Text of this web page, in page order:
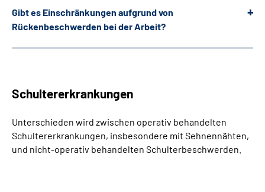
Gibt es Einschränkungen aufgrund von
Rückenbeschwerden bei der Arbeit?
Schultererkrankungen
Unterschieden wird zwischen operativ behandelten
Schultererkrankungen, insbesondere mit Sehnennähten,
und nicht-operativ behandelten Schulterbeschwerden.